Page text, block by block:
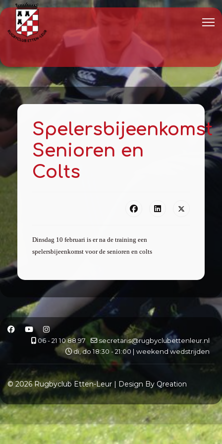
Spelersbijeenkomst
Senioren en
Colts
Dinsdag 10 februari is er na de training een
spelersbijeenkomst voor de senioren en colts
06 - 21 10 88 97
secretaris@rugbyclubettenleur.nl
di, do 18:30 - 21:00 | weekend wedstrijden
© 2026 Rugbyclub Etten-Leur | Design By Qreation